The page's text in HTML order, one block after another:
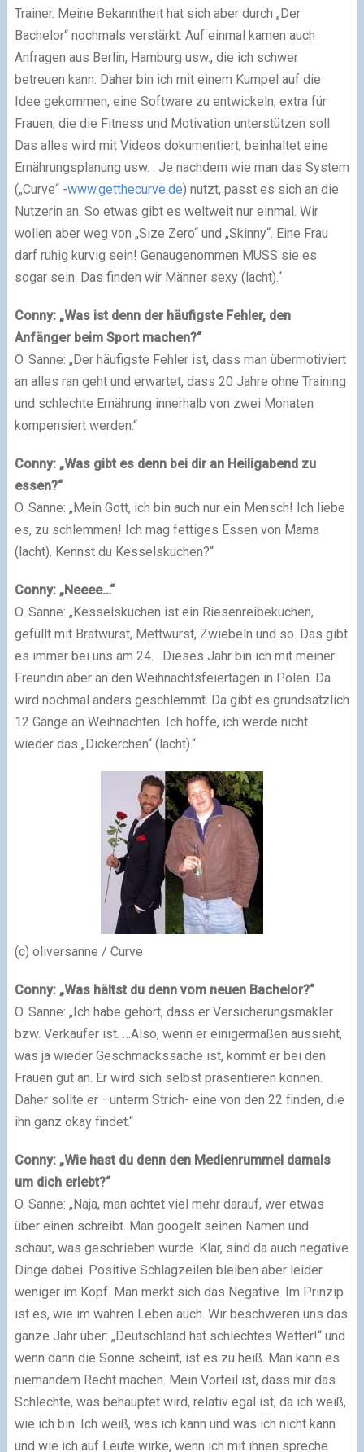
Trainer. Meine Bekanntheit hat sich aber durch „Der
Bachelor“ nochmals verstärkt. Auf einmal kamen auch
Anfragen aus Berlin, Hamburg usw., die ich schwer
betreuen kann. Daher bin ich mit einem Kumpel auf die
Idee gekommen, eine Software zu entwickeln, extra für
Frauen, die die Fitness und Motivation unterstützen soll.
Das alles wird mit Videos dokumentiert, beinhaltet eine
Ernährungsplanung usw. . Je nachdem wie man das System
(„Curve“ -www.getthecurve.de) nutzt, passt es sich an die
Nutzerin an. So etwas gibt es weltweit nur einmal. Wir
wollen aber weg von „Size Zero“ und „Skinny“. Eine Frau
darf ruhig kurvig sein! Genaugenommen MUSS sie es
sogar sein. Das finden wir Männer sexy (lacht).“
Conny: „Was ist denn der häufigste Fehler, den
Anfänger beim Sport machen?“
O. Sanne: „Der häufigste Fehler ist, dass man übermotiviert
an alles ran geht und erwartet, dass 20 Jahre ohne Training
und schlechte Ernährung innerhalb von zwei Monaten
kompensiert werden.“
Conny: „Was gibt es denn bei dir an Heiligabend zu
essen?“
O. Sanne: „Mein Gott, ich bin auch nur ein Mensch! Ich liebe
es, zu schlemmen! Ich mag fettiges Essen von Mama
(lacht). Kennst du Kesselskuchen?“
Conny: „Neeee…“
O. Sanne: „Kesselskuchen ist ein Riesenreibekuchen,
gefüllt mit Bratwurst, Mettwurst, Zwiebeln und so. Das gibt
es immer bei uns am 24. . Dieses Jahr bin ich mit meiner
Freundin aber an den Weihnachtsfeiertagen in Polen. Da
wird nochmal anders geschlemmt. Da gibt es grundsätzlich
12 Gänge an Weihnachten. Ich hoffe, ich werde nicht
wieder das „Dickerchen“ (lacht).“
(c) oliversanne / Curve
Conny: „Was hältst du denn vom neuen Bachelor?“
O. Sanne: „Ich habe gehört, dass er Versicherungsmakler
bzw. Verkäufer ist. …Also, wenn er einigermaßen aussieht,
was ja wieder Geschmackssache ist, kommt er bei den
Frauen gut an. Er wird sich selbst präsentieren können.
Daher sollte er –unterm Strich- eine von den 22 finden, die
ihn ganz okay findet.“
Conny: „Wie hast du denn den Medienrummel damals
um dich erlebt?“
O. Sanne: „Naja, man achtet viel mehr darauf, wer etwas
über einen schreibt. Man googelt seinen Namen und
schaut, was geschrieben wurde. Klar, sind da auch negative
Dinge dabei. Positive Schlagzeilen bleiben aber leider
weniger im Kopf. Man merkt sich das Negative. Im Prinzip
ist es, wie im wahren Leben auch. Wir beschweren uns das
ganze Jahr über: „Deutschland hat schlechtes Wetter!“ und
wenn dann die Sonne scheint, ist es zu heiß. Man kann es
niemandem Recht machen. Mein Vorteil ist, dass mir das
Schlechte, was behauptet wird, relativ egal ist, da ich weiß,
wie ich bin. Ich weiß, was ich kann und was ich nicht kann
und wie ich auf Leute wirke, wenn ich mit ihnen spreche.